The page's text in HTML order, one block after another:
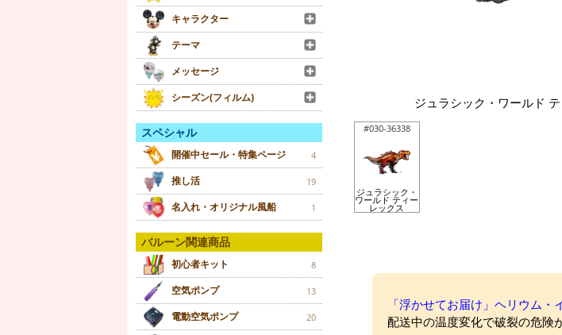
キャラクター
テーマ
メッセージ
シーズン(フィルム)
スペシャル
開催中セール・特集ページ 4
推し活 19
名入れ・オリジナル風船 1
バルーン関連商品
初心者キット 8
空気ポンプ 13
電動空気ポンプ 20
ジュラシック・ワールド
#030-36338
ジュラシック・
ワールド ティー
レックス
「浮かせてお届け」ヘリウム・
配送中の温度変化で破裂の危険